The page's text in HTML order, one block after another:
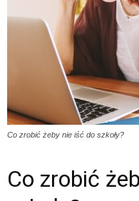
Co zrobić żeby nie iść do szkoły?
Co zrobić